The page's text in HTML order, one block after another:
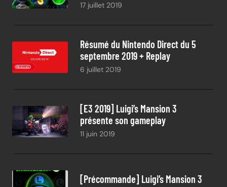
17 juillet 2019
Résumé du Nintendo Direct du 5
septembre 2019 + Replay
6 juillet 2019
[E3 2019] Luigi’s Mansion 3
présente son gameplay
11 juin 2019
[Précommande] Luigi’s Mansion 3